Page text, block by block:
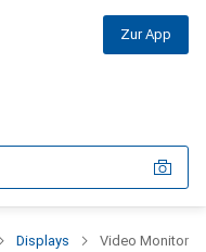
Zur App
Displays Video Monitor